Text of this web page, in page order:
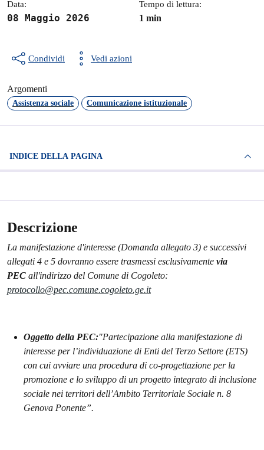
Data:
08 Maggio 2026
Tempo di lettura:
1 min
Condividi Vedi azioni
Argomenti
Assistenza sociale Comunicazione istituzionale
INDICE DELLA PAGINA
Descrizione
La manifestazione d'interesse (Domanda allegato 3) e successivi
allegati 4 e 5 dovranno essere trasmessi esclusivamente via
PEC all'indirizzo del Comune di Cogoleto:
protocollo@pec.comune.cogoleto.ge.it
Oggetto della PEC:"Partecipazione alla manifestazione di
interesse per l’individuazione di Enti del Terzo Settore (ETS)
con cui avviare una procedura di co-progettazione per la
promozione e lo sviluppo di un progetto integrato di inclusione
sociale nei territori dell’Ambito Territoriale Sociale n. 8
Genova Ponente”.